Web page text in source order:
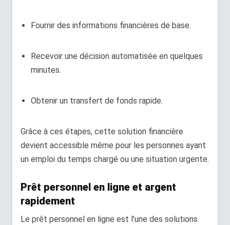
Fournir des informations financières de base.
Recevoir une décision automatisée en quelques
minutes.
Obtenir un transfert de fonds rapide.
Grâce à ces étapes, cette solution financière
devient accessible même pour les personnes ayant
un emploi du temps chargé ou une situation urgente.
Prêt personnel en ligne et argent
rapidement
Le prêt personnel en ligne est l’une des solutions